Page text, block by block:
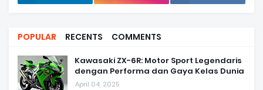
POPULAR RECENTS COMMENTS
Kawasaki ZX-6R: Motor Sport Legendaris
dengan Performa dan Gaya Kelas Dunia
April 04, 2025